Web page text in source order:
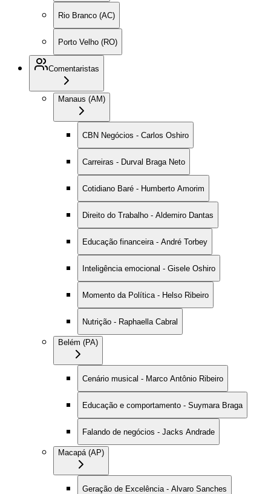
Rio Branco (AC)
Porto Velho (RO)
Comentaristas
Manaus (AM)
CBN Negócios - Carlos Oshiro
Carreiras - Durval Braga Neto
Cotidiano Baré - Humberto Amorim
Direito do Trabalho - Aldemiro Dantas
Educação financeira - André Torbey
Inteligência emocional - Gisele Oshiro
Momento da Política - Helso Ribeiro
Nutrição - Raphaella Cabral
Belém (PA)
Cenário musical - Marco Antônio Ribeiro
Educação e comportamento - Suymara Braga
Falando de negócios - Jacks Andrade
Macapá (AP)
Geração de Excelência - Alvaro Sanches